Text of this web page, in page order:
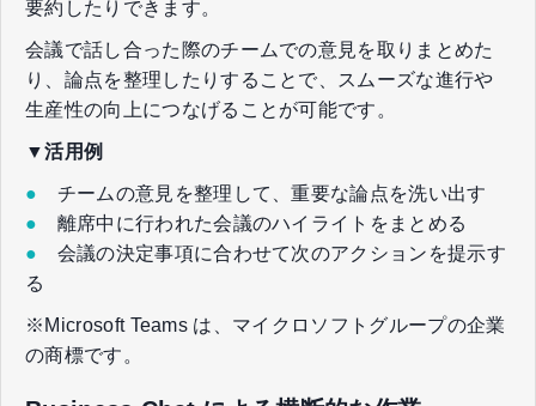
要約したりできます。
会議で話し合った際のチームでの意見を取りまとめた
り、論点を整理したりすることで、スムーズな進行や
生産性の向上につなげることが可能です。
▼活用例
● チームの意見を整理して、重要な論点を洗い出す
● 離席中に行われた会議のハイライトをまとめる
● 会議の決定事項に合わせて次のアクションを提示す
る
※Microsoft Teams は、マイクロソフトグループの企業
の商標です。